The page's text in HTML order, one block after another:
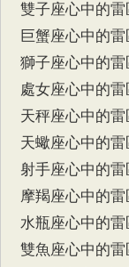
雙子座心中的雷
巨蟹座心中的
獅子座心中的雷
處女座心中的
天秤座心中的
天蠍座心中的
射手座心中的
摩羯座心中的
水瓶座心中的雷
雙魚座心中的雷